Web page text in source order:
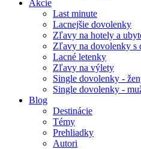
Akcie
Last minute
Lacnejšie dovolenky
Zľavy na hotely a
Zľavy na dovolenky s
Lacné letenky
Zľavy na výlety
Single dovolenky -
Single dovolenky -
Blog
Destinácie
Témy
Prehliadky
Autori